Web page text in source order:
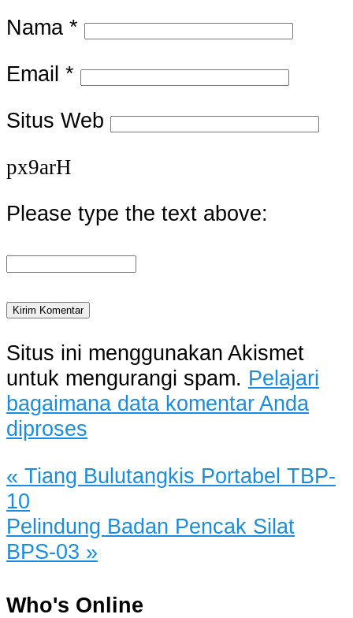
Nama *
Email *
Situs Web
px9arH
Please type the text above:
Situs ini menggunakan Akismet
untuk mengurangi spam. Pelajari
bagaimana data komentar Anda
diproses
« Tiang Bulutangkis Portabel TBP-
10
Pelindung Badan Pencak Silat
BPS-03 »
Who's Online